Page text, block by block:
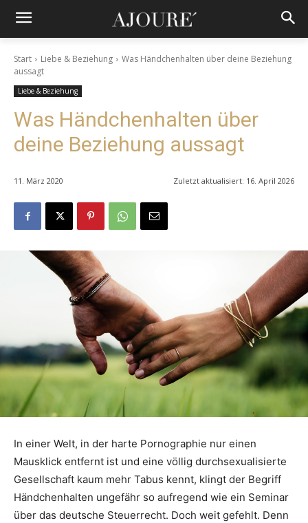
Start Liebe & Beziehung
Was Händchenhalten über deine Beziehung
aussagt
Liebe & Beziehung
Was Händchenhalten über
deine Beziehung aussagt
11. März 2020 Zuletzt aktualisiert: 16. April 2026
In einer Welt, in der harte Pornographie nur einen
Mausklick entfernt ist und eine völlig durchsexualisierte
Gesellschaft kaum mehr Tabus kennt, klingt der Begriff
Händchenhalten ungefähr so aufregend wie ein Seminar
über das deutsche Steuerrecht. Doch weit gefehlt. Denn